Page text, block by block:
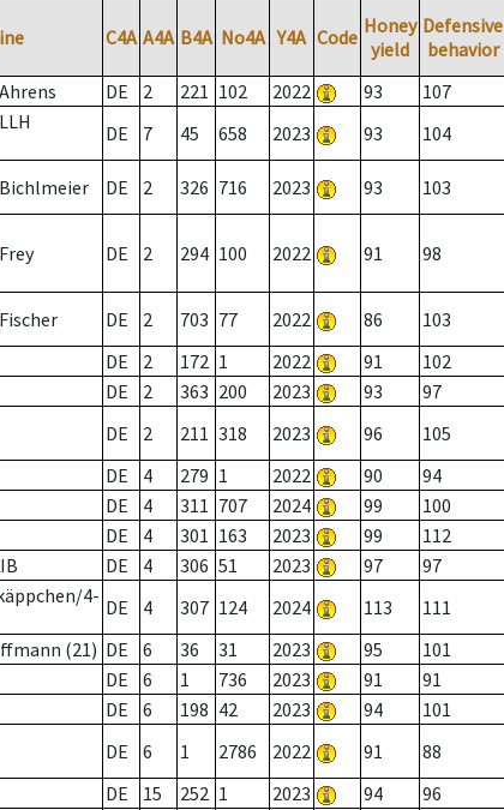
C4A A4A B4A No4A Y4A Code Honey
yield
Defensive
behavior
DE 2 221 102 2022 93 107
DE 7 45 658 2023 93 104
DE 2 326 716 2023 93 103
DE 2 294 100 2022 91 98
DE 2 703 77 2022 86 103
DE 2 172 1 2022 91 102
DE 2 363 200 2023 93 97
DE 2 211 318 2023 96 105
DE 4 279 1 2022 90 94
DE 4 311 707 2024 99 100
DE 4 301 163 2023 99 112
DE 4 306 51 2023 97 97
4- DE 4 307 124 2024 113 111
(21) DE 6 36 31 2023 95 101
DE 6 1 736 2023 91 91
DE 6 198 42 2023 94 101
DE 6 1 2786 2022 91 88
DE 15 252 1 2023 94 96